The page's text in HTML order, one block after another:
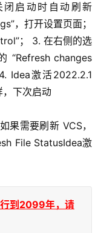
闭启动时自动刷新
，打开设置页面；
； 3. 在右侧的选
“Refresh changes
Idea激活2022.2.1
，下次启动
果需要刷新 VCS，
File StatusIdea激
到2099年，请